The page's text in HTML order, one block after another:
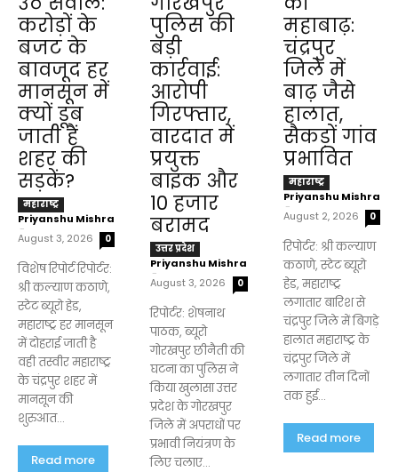
करोड़ों के
बजट के
बावजूद हर
मानसून में
क्यों डूब
जाती हैं
शहर की
सड़कें?
महाराष्ट्र
Priyanshu Mishra
-
August 3, 2026 0
विशेष रिपोर्ट रिपोर्टर:
श्री कल्याण कठाणे,
स्टेट ब्यूरो हेड,
महाराष्ट्र हर मानसून
में दोहराई जाती है
वही तस्वीर महाराष्ट्र
के चंद्रपुर शहर में
मानसून की
शुरुआत...
Read more
पुलिस की
बड़ी
कार्रवाई:
आरोपी
गिरफ्तार,
वारदात में
प्रयुक्त
बाइक और
₹10 हजार
बरामद
उत्तर प्रदेश
Priyanshu Mishra
-
August 3, 2026 0
रिपोर्टर: शेषनाथ
पाठक, ब्यूरो
गोरखपुर छीनैती की
घटना का पुलिस ने
किया खुलासा उत्तर
प्रदेश के गोरखपुर
जिले में अपराधों पर
प्रभावी नियंत्रण के
लिए चलाए...
महाबाढ़:
चंद्रपुर
जिले में
बाढ़ जैसे
हालात,
सैकड़ों गांव
प्रभावित
महाराष्ट्र
Priyanshu Mishra
-
August 2, 2026 0
रिपोर्टर: श्री कल्याण
कठाणे, स्टेट ब्यूरो
हेड, महाराष्ट्र
लगातार बारिश से
चंद्रपुर जिले में बिगड़े
हालात महाराष्ट्र के
चंद्रपुर जिले में
लगातार तीन दिनों
तक हुई...
Read more